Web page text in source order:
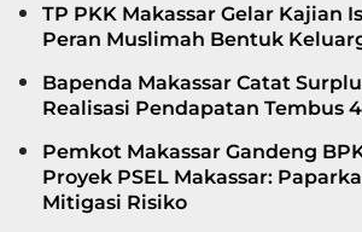
TP PKK Makassar Gelar Kajian
Peran Muslimah Bentuk
Bapenda Makassar Catat
Realisasi Pendapatan Tembus
Pemkot Makassar Gandeng
Proyek PSEL Makassar:
Mitigasi Risiko